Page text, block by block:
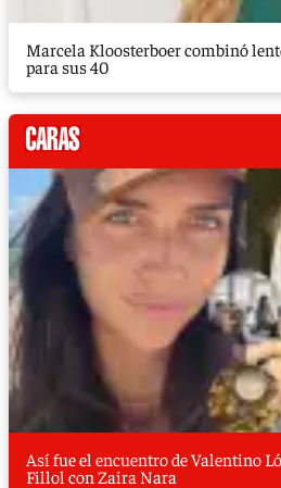
Marcela Kloosterboer combinó
para sus 40
Así fue el encuentro de Valentino
Fillol con Zaira Nara